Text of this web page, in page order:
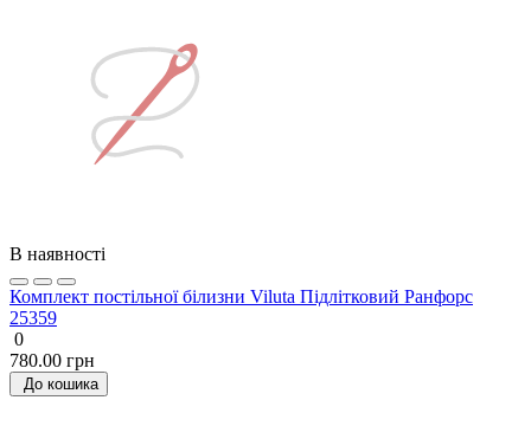
В наявності
Комплект постільної білизни Viluta Підлітковий Ранфорс
25359
0
780.00 грн
До кошика